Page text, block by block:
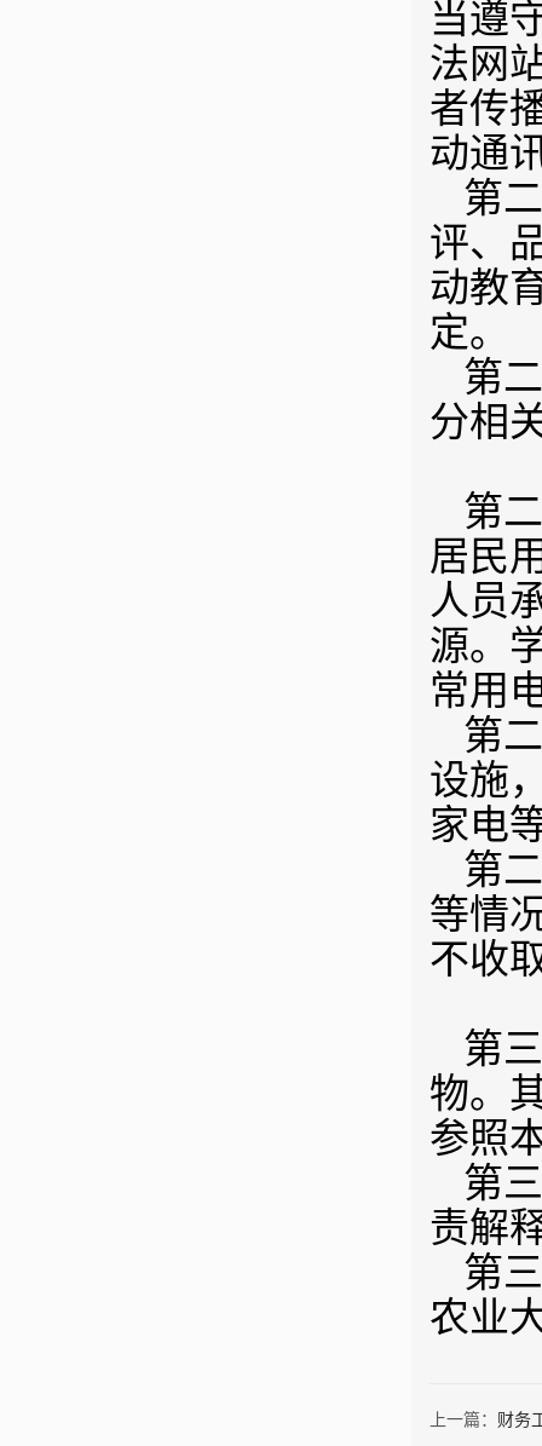
当遵
法网
者传
动通
第
评、
动教
定。
第
分相
第
居民
人员
源。
常用
第
设施
家电
第
等情
不收
第
物。
参照
第
责解
第
农业
上一篇： 财务